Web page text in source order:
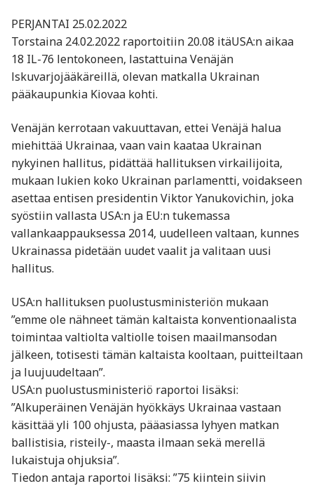
PERJANTAI 25.02.2022
Torstaina 24.02.2022 raportoitiin 20.08 itäUSA:n aikaa
18 IL-76 lentokoneen, lastattuina Venäjän
lskuvarjojääkäreillä, olevan matkalla Ukrainan
pääkaupunkia Kiovaa kohti.
Venäjän kerrotaan vakuuttavan, ettei Venäjä halua
miehittää Ukrainaa, vaan vain kaataa Ukrainan
nykyinen hallitus, pidättää hallituksen virkailijoita,
mukaan lukien koko Ukrainan parlamentti, voidakseen
asettaa entisen presidentin Viktor Yanukovichin, joka
syöstiin vallasta USA:n ja EU:n tukemassa
vallankaappauksessa 2014, uudelleen valtaan, kunnes
Ukrainassa pidetään uudet vaalit ja valitaan uusi
hallitus.
USA:n hallituksen puolustusministeriön mukaan
”emme ole nähneet tämän kaltaista konventionaalista
toimintaa valtiolta valtiolle toisen maailmansodan
jälkeen, totisesti tämän kaltaista kooltaan, puitteiltaan
ja luujuudeltaan”.
USA:n puolustusministeriö raportoi lisäksi:
”Alkuperäinen Venäjän hyökkäys Ukrainaa vastaan
käsittää yli 100 ohjusta, pääasiassa lyhyen matkan
ballistisia, risteily-, maasta ilmaan sekä merellä
lukaistuja ohjuksia”.
Tiedon antaja raportoi lisäksi: ”75 kiintein siivin